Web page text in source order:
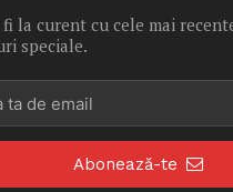
la curent cu cele mai
speciale.
Abonează-te